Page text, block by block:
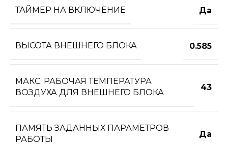
ТАЙМЕР НА ВКЛЮЧЕНИЕ Да
ВЫСОТА ВНЕШНЕГО БЛОКА 0.585
МАКС. РАБОЧАЯ ТЕМПЕРАТУРА
ВОЗДУХА ДЛЯ ВНЕШНЕГО БЛОКА
43
ПАМЯТЬ ЗАДАННЫХ ПАРАМЕТРОВ
РАБОТЫ
Да